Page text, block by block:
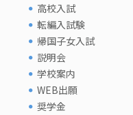
高校入試
転編入試験
帰国子女入試
説明会
学校案内
WEB出願
奨学金